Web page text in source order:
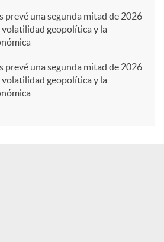
prevé una segunda mitad de 2026
volatilidad geopolítica y la
prevé una segunda mitad de 2026
volatilidad geopolítica y la